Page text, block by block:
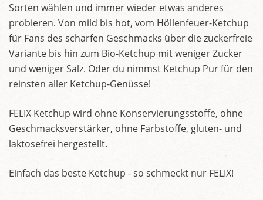
Sorten wählen und immer wieder etwas anderes
probieren. Von mild bis hot, vom Höllenfeuer-Ketchup
für Fans des scharfen Geschmacks über die zuckerfreie
Variante bis hin zum Bio-Ketchup mit weniger Zucker
und weniger Salz. Oder du nimmst Ketchup Pur für den
reinsten aller Ketchup-Genüsse!
FELIX Ketchup wird ohne Konservierungsstoffe, ohne
Geschmacksverstärker, ohne Farbstoffe, gluten- und
laktosefrei hergestellt.
Einfach das beste Ketchup - so schmeckt nur FELIX!